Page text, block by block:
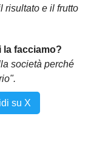
risultato e il frutto
la facciamo?
società perché
su X